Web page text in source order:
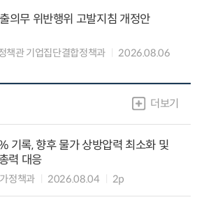
의무 위반행위 고발지침 개정안
책관 기업집단결합정책과
2026.08.06
더보기
기록, 향후 물가 상방압력 최소화 및
력 대응
정책과 2026.08.04 2p